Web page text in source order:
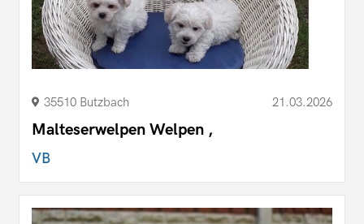
35510 Butzbach 21.03.2026
Malteserwelpen Welpen ,
VB